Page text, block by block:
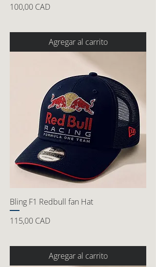
Precio
100,00 CAD
Agregar al carrito
Bling F1 Redbull fan Hat
Precio
115,00 CAD
Agregar al carrito